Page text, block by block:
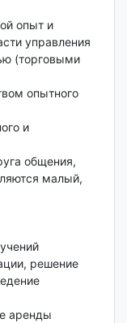
опыт и
управления
(торговыми
опытного
и
общения,
малый,
решение
аренды